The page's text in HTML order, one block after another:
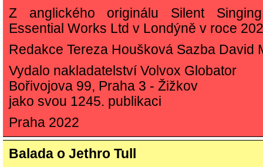
Z anglického originálu Silent
Essential Works Ltd v Londýně v roce
Redakce Tereza Houšková Sazba David
Vydalo nakladatelství Volvox Globator
Bořivojova 99, Praha 3 - Žižkov
jako svou 1245. publikaci
Praha 2022
Balada o Jethro Tull